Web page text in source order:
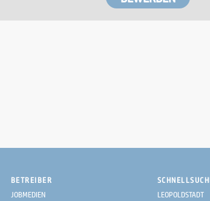
BETREIBER
JOBMEDIEN
LEOPOLDSTADT